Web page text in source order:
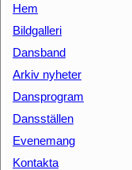
Hem
Bildgalleri
Dansband
Arkiv nyheter
Dansprogram
Dansställen
Evenemang
Kontakta